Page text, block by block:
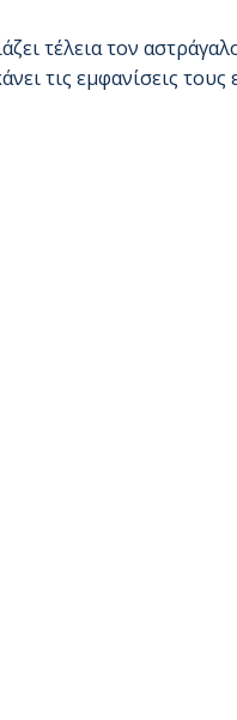
τέλεια τον
τις εμφανίσεις